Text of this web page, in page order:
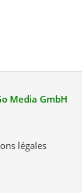
Media GmbH
légales